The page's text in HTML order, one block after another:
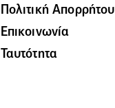
Πολιτική Απορρήτου
Επικοινωνία
Ταυτότητα